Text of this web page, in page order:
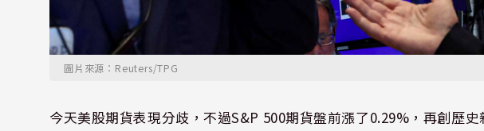
圖片來源：Reuters/TPG
今天美股期貨表現分歧，不過S&P 500期貨盤前漲了0.29%，再創歷